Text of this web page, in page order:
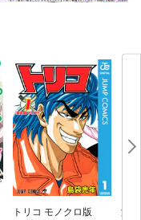
トリコ モノクロ版 湘